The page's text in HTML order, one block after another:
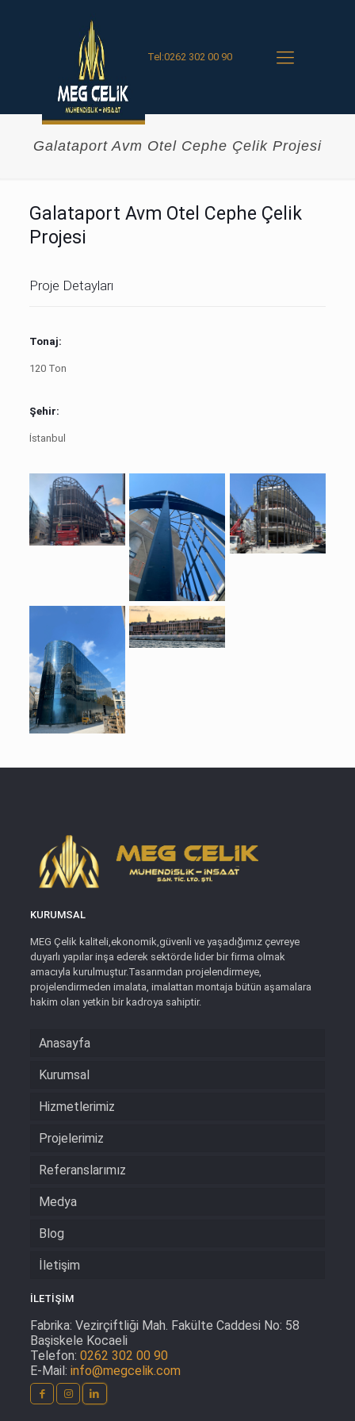
Tel:0262 302 00 90
Galataport Avm Otel Cephe Çelik Projesi
Galataport Avm Otel Cephe Çelik
Projesi
Proje Detayları
Tonaj:
120 Ton
Şehir:
İstanbul
KURUMSAL
MEG Çelik kaliteli,ekonomik,güvenli ve yaşadığımız çevreye
duyarlı yapılar inşa ederek sektörde lider bir firma olmak
amacıyla kurulmuştur.Tasarımdan projelendirmeye,
projelendirmeden imalata, imalattan montaja bütün aşamalara
hakim olan yetkin bir kadroya sahiptir.
Anasayfa
Kurumsal
Hizmetlerimiz
Projelerimiz
Referanslarımız
Medya
Blog
İletişim
İLETİŞİM
Fabrika: Vezirçiftliği Mah. Fakülte Caddesi No: 58
Başiskele Kocaeli
Telefon: 0262 302 00 90
E-Mail: info@megcelik.com